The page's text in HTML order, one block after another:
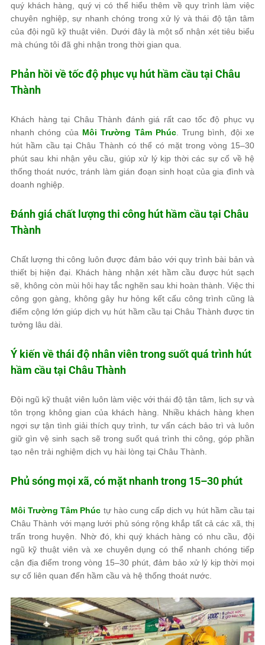
quý khách hàng, quý vị có thể hiểu thêm về quy trình làm việc
chuyên nghiệp, sự nhanh chóng trong xử lý và thái độ tận tâm
của đội ngũ kỹ thuật viên. Dưới đây là một số nhận xét tiêu biểu
mà chúng tôi đã ghi nhận trong thời gian qua.
Phản hồi về tốc độ phục vụ hút hầm cầu tại Châu
Thành
Khách hàng tại Châu Thành đánh giá rất cao tốc độ phục vụ
nhanh chóng của Môi Trường Tâm Phúc. Trung bình, đội xe
hút hầm cầu tại Châu Thành có thể có mặt trong vòng 15–30
phút sau khi nhận yêu cầu, giúp xử lý kịp thời các sự cố về hệ
thống thoát nước, tránh làm gián đoạn sinh hoạt của gia đình và
doanh nghiệp.
Đánh giá chất lượng thi công hút hầm cầu tại Châu
Thành
Chất lượng thi công luôn được đảm bảo với quy trình bài bản và
thiết bị hiện đại. Khách hàng nhận xét hầm cầu được hút sạch
sẽ, không còn mùi hôi hay tắc nghẽn sau khi hoàn thành. Việc thi
công gọn gàng, không gây hư hỏng kết cấu công trình cũng là
điểm cộng lớn giúp dịch vụ hút hầm cầu tại Châu Thành được tin
tưởng lâu dài.
Ý kiến về thái độ nhân viên trong suốt quá trình hút
hầm cầu tại Châu Thành
Đội ngũ kỹ thuật viên luôn làm việc với thái độ tận tâm, lịch sự và
tôn trọng không gian của khách hàng. Nhiều khách hàng khen
ngợi sự tận tình giải thích quy trình, tư vấn cách bảo trì và luôn
giữ gìn vệ sinh sạch sẽ trong suốt quá trình thi công, góp phần
tạo nên trải nghiệm dịch vụ hài lòng tại Châu Thành.
Phủ sóng mọi xã, có mặt nhanh trong 15–30 phút
Môi Trường Tâm Phúc tự hào cung cấp dịch vụ hút hầm cầu tại
Châu Thành với mạng lưới phủ sóng rộng khắp tất cả các xã, thị
trấn trong huyện. Nhờ đó, khi quý khách hàng có nhu cầu, đội
ngũ kỹ thuật viên và xe chuyên dụng có thể nhanh chóng tiếp
cận địa điểm trong vòng 15–30 phút, đảm bảo xử lý kịp thời mọi
sự cố liên quan đến hầm cầu và hệ thống thoát nước.